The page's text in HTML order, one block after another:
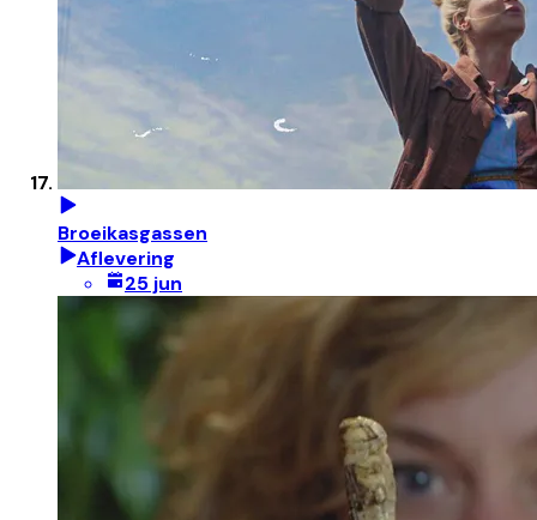
Broeikasgassen
Aflevering
25 jun